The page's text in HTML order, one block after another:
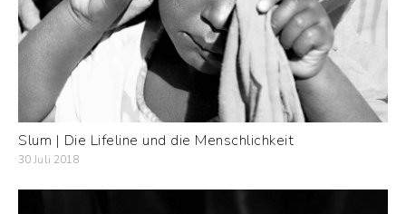
Slum | Die Lifeline und die Menschlichkeit
30 Juli 2018